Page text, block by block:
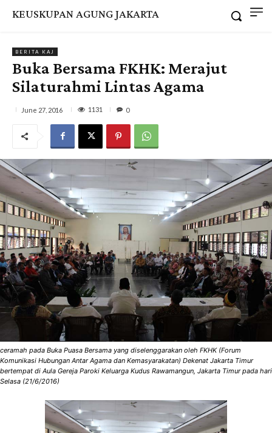
KEUSKUPAN AGUNG JAKARTA
BERITA KAJ
Buka Bersama FKHK: Merajut
Silaturahmi Lintas Agama
June 27, 2016 1131 0
ceramah pada Buka Puasa Bersama yang diselenggarakan oleh FKHK (Forum
Komunikasi Hubungan Antar Agama dan Kemasyarakatan) Dekenat Jakarta Timur
bertempat di Aula Gereja Paroki Keluarga Kudus Rawamangun, Jakarta Timur pada hari
Selasa (21/6/2016)